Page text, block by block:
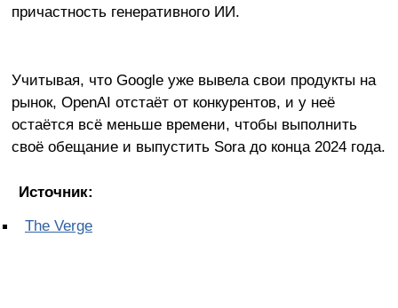
причастность генеративного ИИ.
Учитывая, что Google уже вывела свои продукты на
рынок, OpenAI отстаёт от конкурентов, и у неё
остаётся всё меньше времени, чтобы выполнить
своё обещание и выпустить Sora до конца 2024 года.
Источник:
The Verge